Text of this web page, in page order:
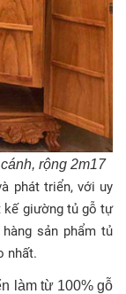
rộng 2m17
phát triển, với uy
kế giường tủ gỗ tự
sản phẩm tủ
nhất.
làm từ 100% gỗ